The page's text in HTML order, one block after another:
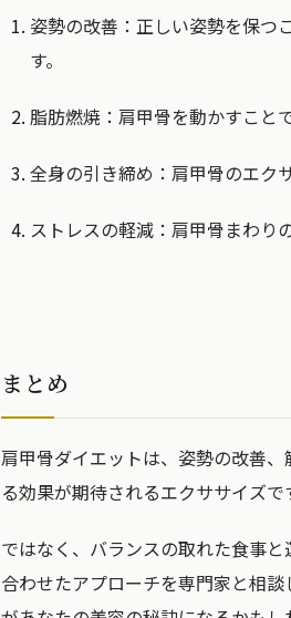
姿勢の改善：正しい姿勢を保つ
す。
脂肪燃焼：肩甲骨を動かすこと
全身の引き締め：肩甲骨のエク
ストレスの軽減：肩甲骨まわり
まとめ
肩甲骨ダイエットは、姿勢の改善
る効果が期待されるエクササイズ
ではなく、バランスの取れた食事
合わせたアプローチを専門家と相